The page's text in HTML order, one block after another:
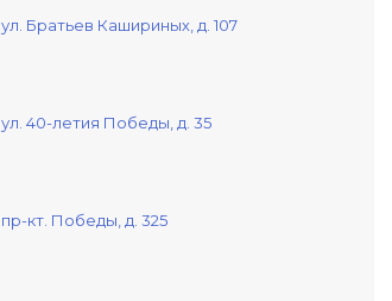
ул. Братьев Кашириных, д. 107
ул. 40-летия Победы, д. 35
пр-кт. Победы, д. 325